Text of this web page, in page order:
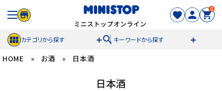
0
カテゴリから探す search キーワードから探す
ACCOUNT MENU
HOME » お酒 » 日本酒
日本酒